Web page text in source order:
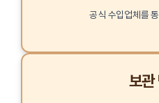
공식 수입업체를
보관